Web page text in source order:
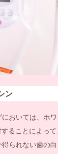
ン
おいては、ホ
ることによっ
られない歯の